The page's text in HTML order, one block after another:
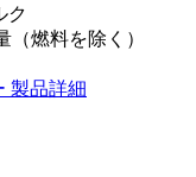
ク
（燃料を除く）
製品詳細